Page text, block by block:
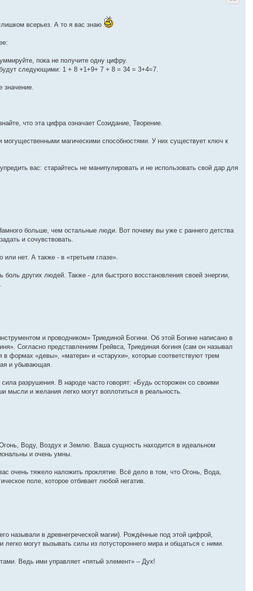
всерьез. А то я вас знаю
пока не получите одну цифру.
следующими: 1 + 8 +1+9+ 7 + 8 = 34 = 3+4=7.
значение.
что эта цифра означает Созидание, Творение.
магическими способностями. У них существует ключ к
вас: старайтесь не манипулировать и не использовать свой дар для
больше, чем остальные люди. Вот почему вы уже с раннего детства
и сочувствовать.
или нет. А также - в «третьем глазе».
боль других людей. Также - для быстрого восстановления своей энергии,
и проводником» Триединой Богини. Об этой Богине написано в
Согласно представлениям Грейвса, Триединая богиня (сам он называл
формах «девы», «матери» и «старухи», которые соответствуют трем
и убывающая.
разрушения. В народе часто говорят: «Будь осторожен со своими
мысли и желания легко могут воплотиться в реальность.
Воду, Воздух и Землю. Ваша сущность находится в идеальном
и очень умны.
очень тяжело наложить проклятие. Всё дело в том, что Огонь, Вода,
поле, которое отбивает любой негатив.
называли в древнегреческой магии). Рождённые под этой цифрой,
могут вызывать силы из потустороннего мира и общаться с ними.
Ведь ими управляет «пятый элемент» – Дух!